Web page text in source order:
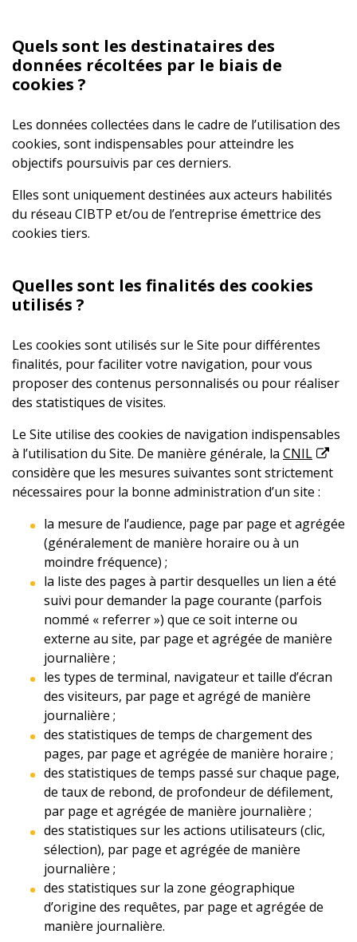
Quels sont les destinataires des
données récoltées par le biais de
cookies ?
Les données collectées dans le cadre de l’utilisation des
cookies, sont indispensables pour atteindre les
objectifs poursuivis par ces derniers.
Elles sont uniquement destinées aux acteurs habilités
du réseau CIBTP et/ou de l’entreprise émettrice des
cookies tiers.
Quelles sont les finalités des cookies
utilisés ?
Les cookies sont utilisés sur le Site pour différentes
finalités, pour faciliter votre navigation, pour vous
proposer des contenus personnalisés ou pour réaliser
des statistiques de visites.
Le Site utilise des cookies de navigation indispensables
à l’utilisation du Site. De manière générale, la CNIL
considère que les mesures suivantes sont strictement
nécessaires pour la bonne administration d’un site :
la mesure de l’audience, page par page et agrégée
(généralement de manière horaire ou à un
moindre fréquence) ;
la liste des pages à partir desquelles un lien a été
suivi pour demander la page courante (parfois
nommé « referrer ») que ce soit interne ou
externe au site, par page et agrégée de manière
journalière ;
les types de terminal, navigateur et taille d’écran
des visiteurs, par page et agrégé de manière
journalière ;
des statistiques de temps de chargement des
pages, par page et agrégée de manière horaire ;
des statistiques de temps passé sur chaque page,
de taux de rebond, de profondeur de défilement,
par page et agrégée de manière journalière ;
des statistiques sur les actions utilisateurs (clic,
sélection), par page et agrégée de manière
journalière ;
des statistiques sur la zone géographique
d’origine des requêtes, par page et agrégée de
manière journalière.